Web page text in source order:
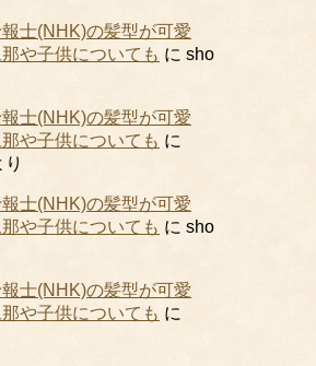
士(NHK)の髪型が可愛
や子供についても に sho
士(NHK)の髪型が可愛
や子供についても に
り
士(NHK)の髪型が可愛
や子供についても に sho
士(NHK)の髪型が可愛
や子供についても に